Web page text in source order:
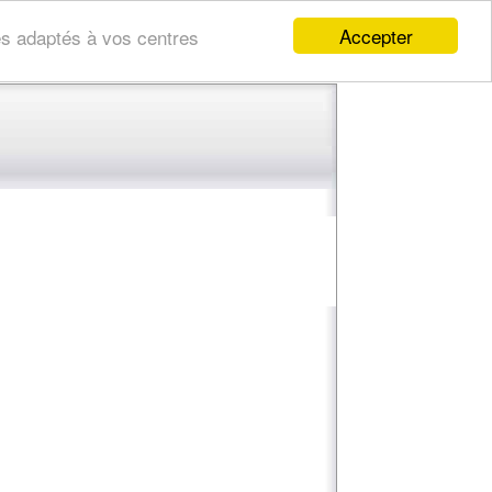
Accepter
adaptés à vos centres